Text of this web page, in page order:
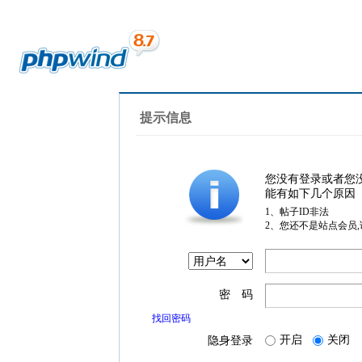
提示信息
您没有登录或者您
能有如下几个原因
1、帖子ID非法
2、您还不是站点会员
密 码
找回密码
隐身登录 开启 关闭